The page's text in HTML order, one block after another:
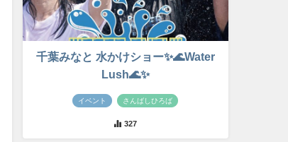
千葉みなと 水かけショー✨🌊Water
Lush🌊✨
イベント さんばしひろば
327